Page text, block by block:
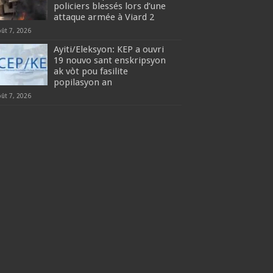
policiers blessés lors d’une
attaque armée à Viard 2
7, 2026
‎Ayiti/Eleksyon: KEP a ouvri
19 nouvo sant enskripsyon
ak vòt pou fasilite
popilasyon an
7, 2026